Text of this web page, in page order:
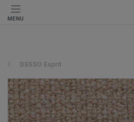
MENU
DESSO Esprit